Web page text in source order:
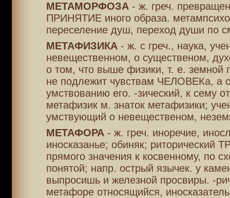
МЕТАМОРФОЗА- ж. греч.
ПРИНЯТИЕ иного образа.
переселение душ, переход души по
МЕТАФИЗИКА- ж. с греч., наука,
невещественном, о существеном,
о том, что выше физики, т. е. земной
не подлежит чувствам ЧЕЛОВЕКа, а
умствованию его. -зический, к сему
метафизик м. знаток метафизики;
умствующий о невещественом,
МЕТАФОРА- ж. греч. иноречие,
иносказанье; обиняк; риторический
прямого значения к косвенному, по
понятой; напр. острый язычек. у
выпросишь и железной просвиры. -
метафоре относящийся,